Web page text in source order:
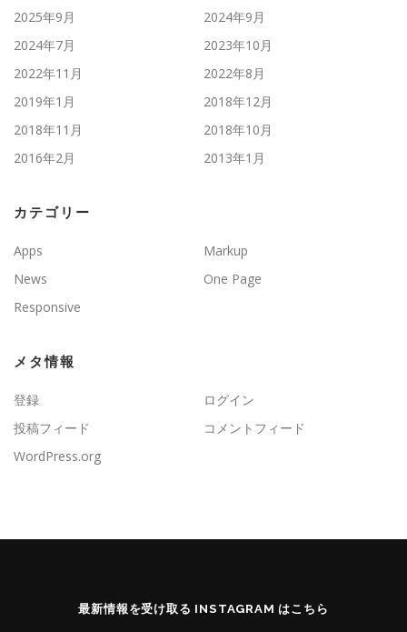
2025年9月
2024年9月
2024年7月
2023年10月
2022年11月
2022年8月
2019年1月
2018年12月
2018年11月
2018年10月
2016年2月
2013年1月
カテゴリー
Apps
Markup
News
One Page
Responsive
メタ情報
登録
ログイン
投稿フィード
コメントフィード
WordPress.org
最新情報を受け取る INSTAGRAM はこちら